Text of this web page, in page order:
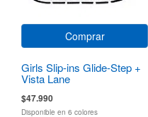
Comprar
Girls Slip-ins Glide-Step +
Vista Lane
$47.990
Disponible en 6 colores